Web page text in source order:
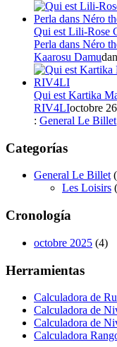
Qui est Lili-Rose
Perla dans Néro
Kaarosu Damu
Qui est Kartika
RIV4LIoctobre
: General Le Billet
Categorías
General Le Billet
Les Loisirs
Cronología
octobre 2025 (4)
Herramientas
Calculadora de
Calculadora de
Calculadora de
Calculadora